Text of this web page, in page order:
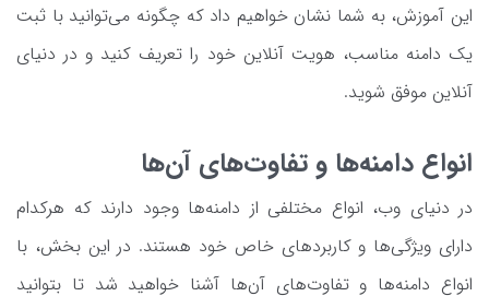
این آموزش، به شما نشان خواهیم داد که چگونه می‌توانید با ثبت
یک دامنه مناسب، هویت آنلاین خود را تعریف کنید و در دنیای
آنلاین موفق شوید.
انواع دامنه‌ها و تفاوت‌های آن‌ها
در دنیای وب، انواع مختلفی از دامنه‌ها وجود دارند که هرکدام
دارای ویژگی‌ها و کاربردهای خاص خود هستند. در این بخش، با
انواع دامنه‌ها و تفاوت‌های آن‌ها آشنا خواهید شد تا بتوانید